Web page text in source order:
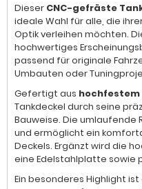
Dieser CNC-gefräste
ideale Wahl für alle, die
Optik verleihen möchten.
hochwertiges
passend für originale
Umbauten oder
Gefertigt aus hochfestem
Tankdeckel durch seine
Bauweise. Die
und ermöglicht ein
Deckels. Ergänzt wird die
eine Edelstahlplatte sowie
Ein besonderes Highlight